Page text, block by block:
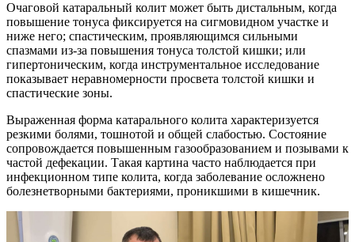
Очаговой катаральный колит может быть дистальным, когда
повышение тонуса фиксируется на сигмовидном участке и
ниже него; спастическим, проявляющимся сильными
спазмами из-за повышения тонуса толстой кишки; или
гипертоническим, когда инструментальное исследование
показывает неравномерности просвета толстой кишки и
спастические зоны.
Выраженная форма катарального колита характеризуется
резкими болями, тошнотой и общей слабостью. Состояние
сопровождается повышенным газообразованием и позывами к
частой дефекации. Такая картина часто наблюдается при
инфекционном типе колита, когда заболевание осложнено
болезнетворными бактериями, проникшими в кишечник.